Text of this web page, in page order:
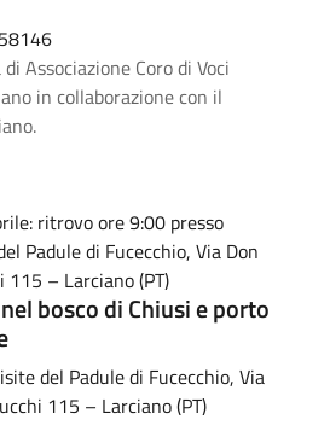
Associazione Coro di Voci
in collaborazione con il
ritrovo ore 9:00 presso
Padule di Fucecchio, Via Don
115 – Larciano (PT)
bosco di Chiusi e porto
del Padule di Fucecchio, Via
115 – Larciano (PT)